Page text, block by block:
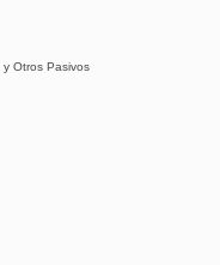
Otros Pasivos